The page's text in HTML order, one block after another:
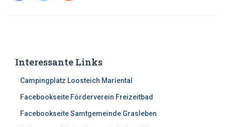
Interessante Links
Campingplatz Loosteich Mariental
Facebookseite Förderverein Freizeitbad
Facebookseite Samtgemeinde Grasleben